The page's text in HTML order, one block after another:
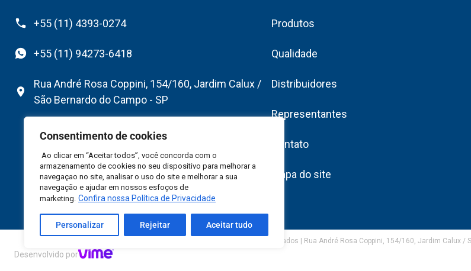
Consentimento de cookies
Ao clicar em “Aceitar todos”, você concorda com o
armazenamento de cookies no seu dispositivo para melhorar a
navegaçao no site, analisar o uso do site e melhorar a sua
navegação e ajudar em nossos esfoços de
marketing. Confira nossa Política de Privacidade
Personalizar Rejeitar Aceitar tudo
+55 (11) 4393-0274
+55 (11) 94273-6418
Rua André Rosa Coppini, 154/160, Jardim Calux /
São Bernardo do Campo - SP
Produtos
Qualidade
Distribuidores
Representantes
Contato
Mapa do site
©2026 Flexfab South America Ltda – Todos Direitos Reservados | Rua André Rosa Coppini, 154/160, Jardim Calux /
Desenvolvido por